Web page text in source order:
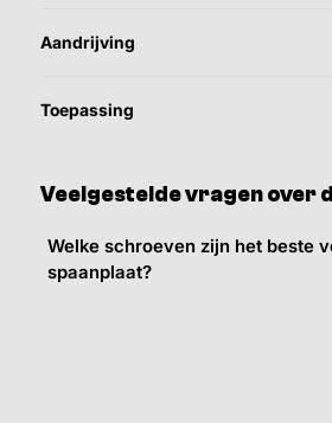
Aandrijving
Toepassing
Veelgestelde vragen over
Welke schroeven zijn het beste
spaanplaat?